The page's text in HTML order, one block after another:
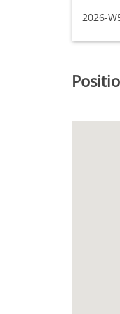
2026-